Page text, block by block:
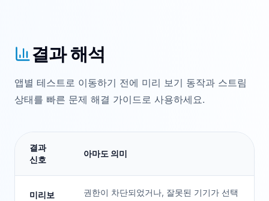
결과 해석
앱별 테스트로 이동하기 전에 미리 보기 동작과 스트림
상태를 빠른 문제 해결 가이드로 사용하세요.
결과
신호
아마도 의미
미리보
권한이 차단되었거나, 잘못된 기기가 선택